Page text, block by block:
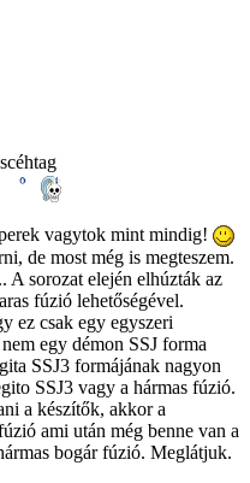
vagytok mint mindig!
de most még is megteszem.
A sorozat elején elhúzták az
fúzió lehetőségével.
ez csak egy egyszeri
egy démon SSJ forma
SSJ3 formájának nagyon
SSJ3 vagy a hármas fúzió.
a készítők, akkor a
ami után még benne van a
bogár fúzió. Meglátjuk.